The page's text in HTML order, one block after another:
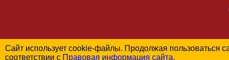
Сайт использует cookie-файлы. Продолжая пользоваться
соответствии с Правовая информация сайта.